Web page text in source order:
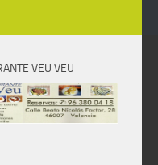
VEU VEU